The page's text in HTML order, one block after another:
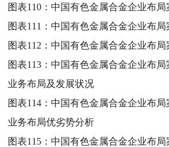
图表110：中国有色金属合金企业布
图表111：中国有色金属合金企业布局
图表112：中国有色金属合金企业布局
图表113：中国有色金属合金企业布
业务布局及发展状况
图表114：中国有色金属合金企业布
业务布局优劣势分析
图表115：中国有色金属合金企业布局